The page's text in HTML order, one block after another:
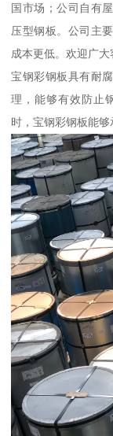
国市场；公司自有
压型钢板。公司主
成本更低。欢迎广大
宝钢彩钢板具有耐
理，能够有效防止
时，宝钢彩钢板能够